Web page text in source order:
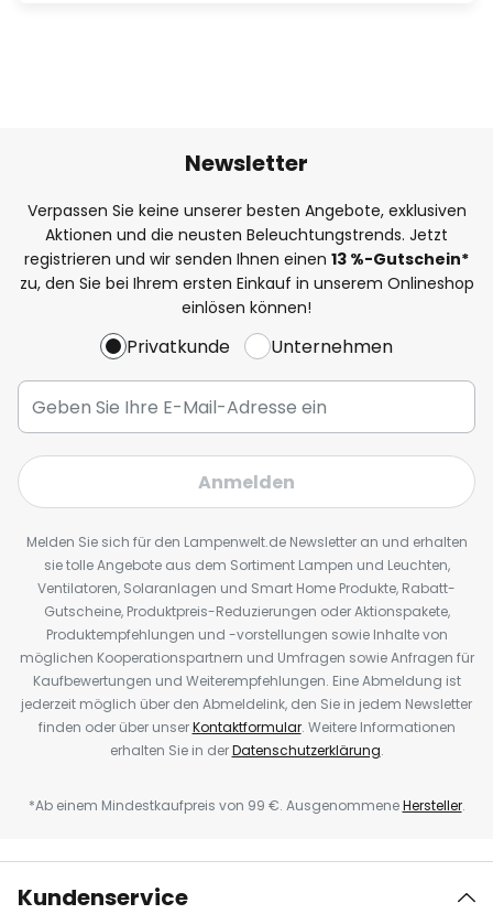
Newsletter
Verpassen Sie keine unserer besten Angebote, exklusiven
Aktionen und die neusten Beleuchtungstrends. Jetzt
registrieren und wir senden Ihnen einen 13 %-Gutschein*
zu, den Sie bei Ihrem ersten Einkauf in unserem Onlineshop
einlösen können!
Privatkunde Unternehmen
Anmelden
Melden Sie sich für den Lampenwelt.de Newsletter an und erhalten
sie tolle Angebote aus dem Sortiment Lampen und Leuchten,
Ventilatoren, Solaranlagen und Smart Home Produkte, Rabatt-
Gutscheine, Produktpreis-Reduzierungen oder Aktionspakete,
Produktempfehlungen und -vorstellungen sowie Inhalte von
möglichen Kooperationspartnern und Umfragen sowie Anfragen für
Kaufbewertungen und Weiterempfehlungen. Eine Abmeldung ist
jederzeit möglich über den Abmeldelink, den Sie in jedem Newsletter
finden oder über unserKontaktformular. Weitere Informationen
erhalten Sie in derDatenschutzerklärung.
*Ab einem Mindestkaufpreis von 99 €. AusgenommeneHersteller.
Kundenservice